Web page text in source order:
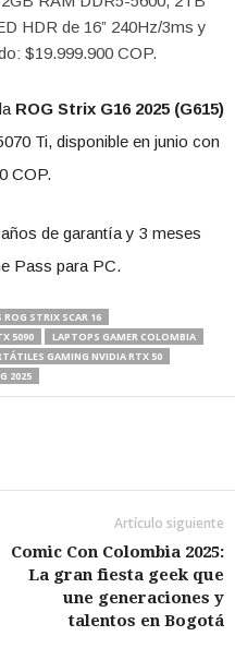
HDR de 16” 240Hz/3ms y
$19.999.900 COP.
ROG Strix G16 2025 (G615)
Ti, disponible en junio con
COP.
de garantía y 3 meses
Pass para PC.
ROG STRIX SCAR 16
5090
LAPTOPS GAMER COLOMBIA
GAMING NVIDIA RTX 50
2025
Artículo siguiente
Comic Con Colombia 2025:
La gran fiesta geek que
une generaciones y
talentos en Bogotá